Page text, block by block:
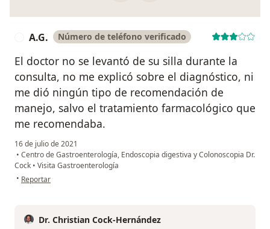
A.G. Número de teléfono verificado
El doctor no se levantó de su silla durante la
consulta, no me explicó sobre el diagnóstico, ni
me dió ningún tipo de recomendación de
manejo, salvo el tratamiento farmacológico que
me recomendaba.
16 de julio de 2021
• Centro de Gastroenterología, Endoscopia digestiva y Colonoscopia Dr.
Cock • Visita Gastroenterología
• en opinión del usuario A.G.
Reportar
Dr. Christian Cock-Hernández